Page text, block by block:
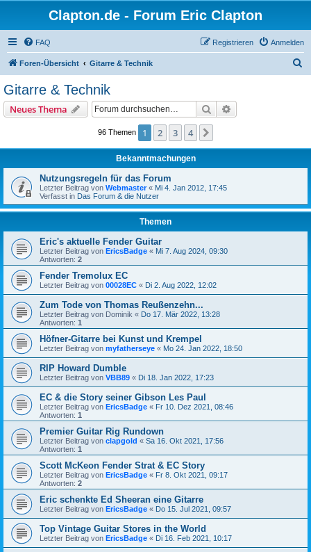
Clapton.de - Forum Eric Clapton
FAQ Anmelden
Registrieren
Foren-Übersicht Gitarre & Technik
Gitarre & Technik
Neues Thema Suche
96 Themen 1 2 3 4
Bekanntmachungen
Nutzungsregeln für das Forum
Letzter Beitrag von Webmaster« Mi 4. Jan 2012, 17:45
Verfasst in Das Forum & die Nutzer
Themen
Eric's aktuelle Fender Guitar
Letzter Beitrag von EricsBadge « Mi 7. Aug 2024, 09:30
Antworten: 2
Fender Tremolux EC
Letzter Beitrag von 00028EC « Di 2. Aug 2022, 12:02
Zum Tode von Thomas Reußenzehn...
Letzter Beitrag von Dominik « Do 17. Mär 2022, 13:28
Antworten: 1
Höfner-Gitarre bei Kunst und Krempel
Letzter Beitrag von myfatherseye « Mo 24. Jan 2022, 18:50
RIP Howard Dumble
Letzter Beitrag von VBB89 « Di 18. Jan 2022, 17:23
EC & die Story seiner Gibson Les Paul
Letzter Beitrag von EricsBadge « Fr 10. Dez 2021, 08:46
Antworten: 1
Premier Guitar Rig Rundown
Letzter Beitrag von clapgold « Sa 16. Okt 2021, 17:56
Antworten: 1
Scott McKeon Fender Strat & EC Story
Letzter Beitrag von EricsBadge « Fr 8. Okt 2021, 09:17
Antworten: 2
Eric schenkte Ed Sheeran eine Gitarre
Letzter Beitrag von EricsBadge « Do 15. Jul 2021, 09:57
Top Vintage Guitar Stores in the World
Letzter Beitrag von EricsBadge « Di 16. Feb 2021, 10:17